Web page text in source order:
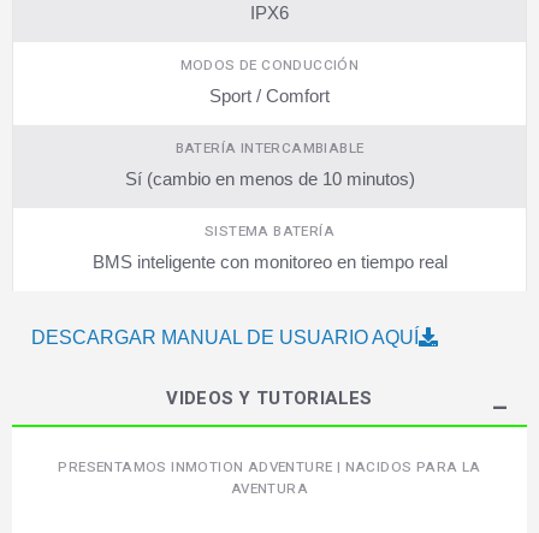
IPX6
MODOS DE CONDUCCIÓN
Sport / Comfort
BATERÍA INTERCAMBIABLE
Sí (cambio en menos de 10 minutos)
SISTEMA BATERÍA
BMS inteligente con monitoreo en tiempo real
DESCARGAR MANUAL DE USUARIO AQUÍ
VIDEOS Y TUTORIALES
PRESENTAMOS INMOTION ADVENTURE | NACIDOS PARA LA
AVENTURA